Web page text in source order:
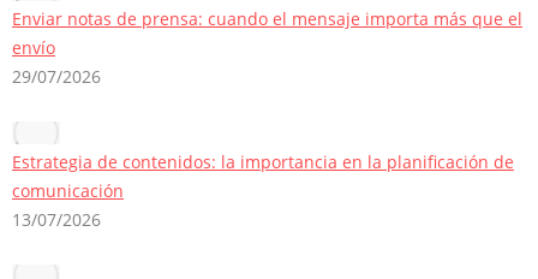
Enviar notas de prensa: cuando el mensaje importa más que el
envío
29/07/2026
Estrategia de contenidos: la importancia en la planificación de
comunicación
13/07/2026